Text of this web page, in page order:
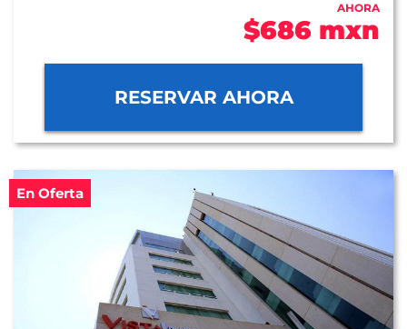
AHORA
$686 mxn
RESERVAR AHORA
En Oferta